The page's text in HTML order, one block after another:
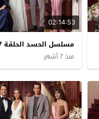
02:14:53
مسلسل الحسد الحلقة 7 مترجم
منذ 7 أشهر